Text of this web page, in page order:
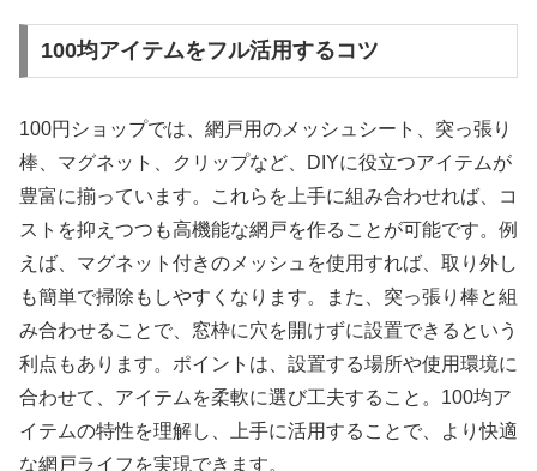
100均アイテムをフル活用するコツ
100円ショップでは、網戸用のメッシュシート、突っ張り
棒、マグネット、クリップなど、DIYに役立つアイテムが
豊富に揃っています。これらを上手に組み合わせれば、コ
ストを抑えつつも高機能な網戸を作ることが可能です。例
えば、マグネット付きのメッシュを使用すれば、取り外し
も簡単で掃除もしやすくなります。また、突っ張り棒と組
み合わせることで、窓枠に穴を開けずに設置できるという
利点もあります。ポイントは、設置する場所や使用環境に
合わせて、アイテムを柔軟に選び工夫すること。100均ア
イテムの特性を理解し、上手に活用することで、より快適
な網戸ライフを実現できます。